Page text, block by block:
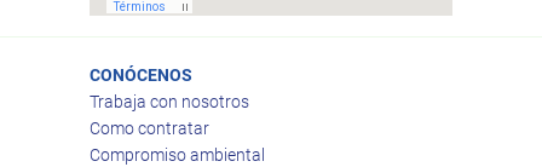
CONÓCENOS
Trabaja con nosotros
Como contratar
Compromiso ambiental